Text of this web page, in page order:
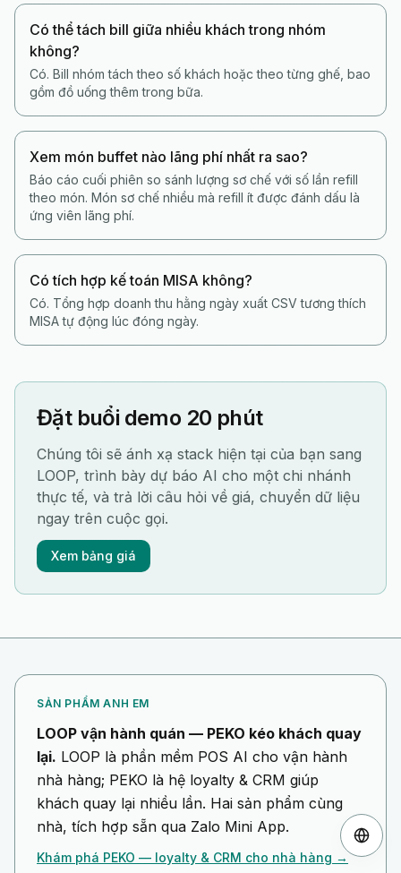
Có thể tách bill giữa nhiều khách trong nhóm
không?
Có. Bill nhóm tách theo số khách hoặc theo từng ghế, bao
gồm đồ uống thêm trong bữa.
Xem món buffet nào lãng phí nhất ra sao?
Báo cáo cuối phiên so sánh lượng sơ chế với số lần refill
theo món. Món sơ chế nhiều mà refill ít được đánh dấu là
ứng viên lãng phí.
Có tích hợp kế toán MISA không?
Có. Tổng hợp doanh thu hằng ngày xuất CSV tương thích
MISA tự động lúc đóng ngày.
Đặt buổi demo 20 phút
Chúng tôi sẽ ánh xạ stack hiện tại của bạn sang
LOOP, trình bày dự báo AI cho một chi nhánh
thực tế, và trả lời câu hỏi về giá, chuyển dữ liệu
ngay trên cuộc gọi.
Xem bảng giá
SẢN PHẨM ANH EM
LOOP vận hành quán — PEKO kéo khách quay
lại. LOOP là phần mềm POS AI cho vận hành
nhà hàng; PEKO là hệ loyalty & CRM giúp
khách quay lại nhiều lần. Hai sản phẩm cùng
nhà, tích hợp sẵn qua Zalo Mini App.
Khám phá PEKO — loyalty & CRM cho nhà hàng →